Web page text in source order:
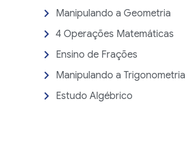
Manipulando a Geometria
4 Operações Matemáticas
Ensino de Frações
Manipulando a Trigonometria
Estudo Algébrico